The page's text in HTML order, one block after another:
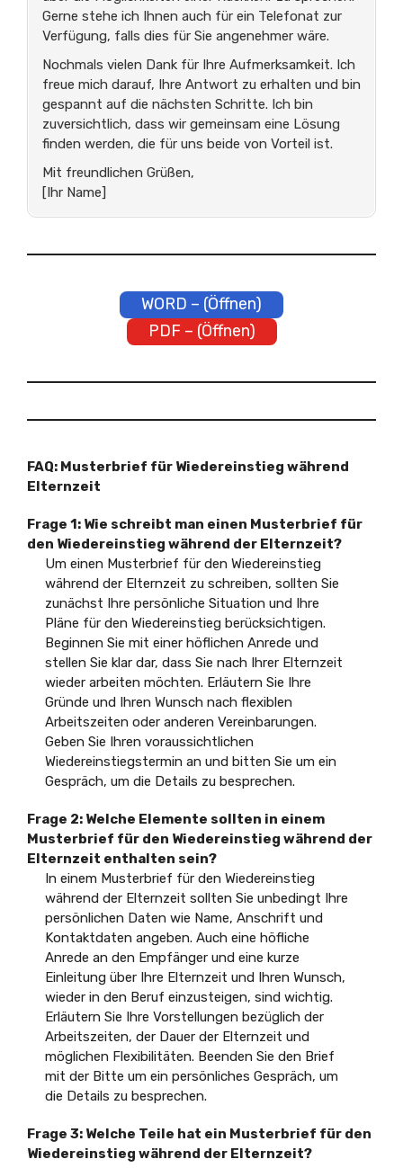
Gerne stehe ich Ihnen auch für ein Telefonat zur
Verfügung, falls dies für Sie angenehmer wäre.
Nochmals vielen Dank für Ihre Aufmerksamkeit. Ich
freue mich darauf, Ihre Antwort zu erhalten und bin
gespannt auf die nächsten Schritte. Ich bin
zuversichtlich, dass wir gemeinsam eine Lösung
finden werden, die für uns beide von Vorteil ist.
Mit freundlichen Grüßen,
[Ihr Name]
WORD – (Öffnen)
PDF – (Öffnen)
FAQ: Musterbrief für Wiedereinstieg während
Elternzeit
Frage 1: Wie schreibt man einen Musterbrief für
den Wiedereinstieg während der Elternzeit?
Um einen Musterbrief für den Wiedereinstieg
während der Elternzeit zu schreiben, sollten Sie
zunächst Ihre persönliche Situation und Ihre
Pläne für den Wiedereinstieg berücksichtigen.
Beginnen Sie mit einer höflichen Anrede und
stellen Sie klar dar, dass Sie nach Ihrer Elternzeit
wieder arbeiten möchten. Erläutern Sie Ihre
Gründe und Ihren Wunsch nach flexiblen
Arbeitszeiten oder anderen Vereinbarungen.
Geben Sie Ihren voraussichtlichen
Wiedereinstiegstermin an und bitten Sie um ein
Gespräch, um die Details zu besprechen.
Frage 2: Welche Elemente sollten in einem
Musterbrief für den Wiedereinstieg während der
Elternzeit enthalten sein?
In einem Musterbrief für den Wiedereinstieg
während der Elternzeit sollten Sie unbedingt Ihre
persönlichen Daten wie Name, Anschrift und
Kontaktdaten angeben. Auch eine höfliche
Anrede an den Empfänger und eine kurze
Einleitung über Ihre Elternzeit und Ihren Wunsch,
wieder in den Beruf einzusteigen, sind wichtig.
Erläutern Sie Ihre Vorstellungen bezüglich der
Arbeitszeiten, der Dauer der Elternzeit und
möglichen Flexibilitäten. Beenden Sie den Brief
mit der Bitte um ein persönliches Gespräch, um
die Details zu besprechen.
Frage 3: Welche Teile hat ein Musterbrief für den
Wiedereinstieg während der Elternzeit?